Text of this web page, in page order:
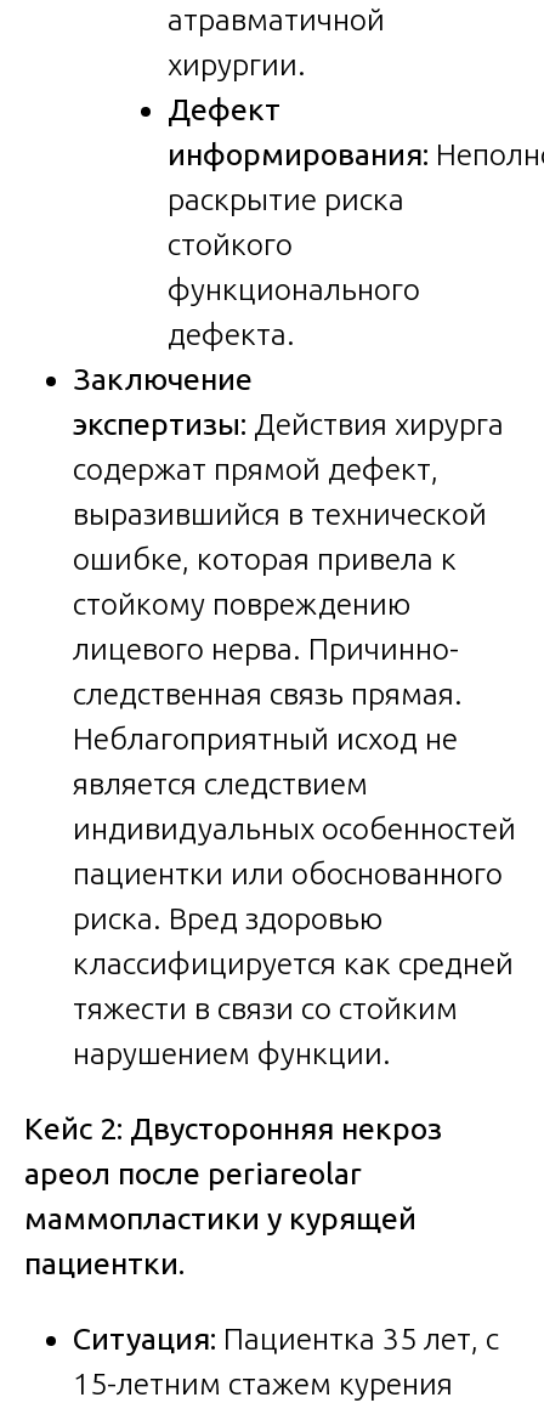
атравматичной
хирургии.
Дефект
информирования:
раскрытие риска
стойкого
функционального
дефекта.
Заключение
экспертизы: Действия хирурга
содержат прямой дефект,
выразившийся в технической
ошибке, которая привела к
стойкому повреждению
лицевого нерва. Причинно-
следственная связь прямая.
Неблагоприятный исход не
является следствием
индивидуальных особенностей
пациентки или обоснованного
риска. Вред здоровью
классифицируется как средней
тяжести в связи со стойким
нарушением функции.
Кейс 2: Двусторонняя некроз
ареол после periareolar
маммопластики у курящей
пациентки.
Ситуация: Пациентка 35 лет, с
15-летним стажем курения